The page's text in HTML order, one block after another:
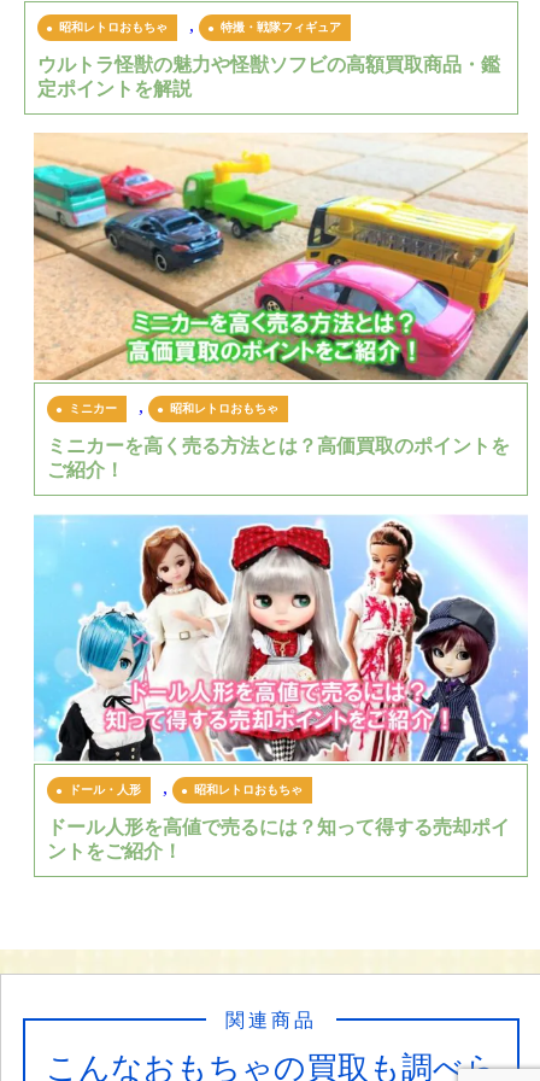
昭和レトロおもちゃ , 特撮・戦隊フィギュア
ウルトラ怪獣の魅力や怪獣ソフビの高額買取商品・鑑
定ポイントを解説
ミニカー , 昭和レトロおもちゃ
ミニカーを高く売る方法とは？高価買取のポイントを
ご紹介！
ドール・人形 , 昭和レトロおもちゃ
ドール人形を高値で売るには？知って得する売却ポイ
ントをご紹介！
こんなおもちゃの買取も調べら
関連商品